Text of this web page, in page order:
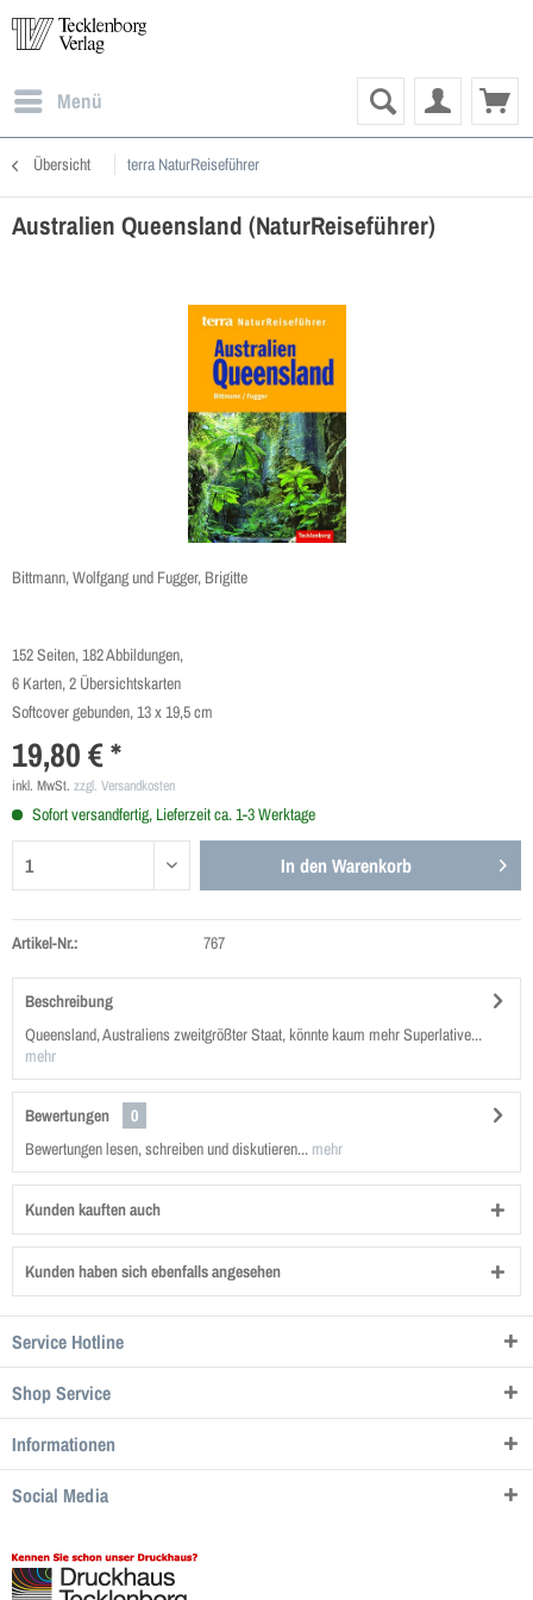
Menü
Übersicht terra NaturReiseführer
Australien Queensland (NaturReiseführer)
Bittmann, Wolfgang und Fugger, Brigitte
152 Seiten, 182 Abbildungen,
6 Karten, 2 Übersichtskarten
Softcover gebunden, 13 x 19,5 cm
19,80 € *
inkl. MwSt. zzgl. Versandkosten
Sofort versandfertig, Lieferzeit ca. 1-3 Werktage
In den Warenkorb
Artikel-Nr.: 767
Beschreibung
Queensland, Australiens zweitgrößter Staat, könnte kaum mehr Superlative...
mehr
Bewertungen
0
Bewertungen lesen, schreiben und diskutieren... mehr
Kunden kauften auch
Kunden haben sich ebenfalls angesehen
Service Hotline
Shop Service
Informationen
Social Media